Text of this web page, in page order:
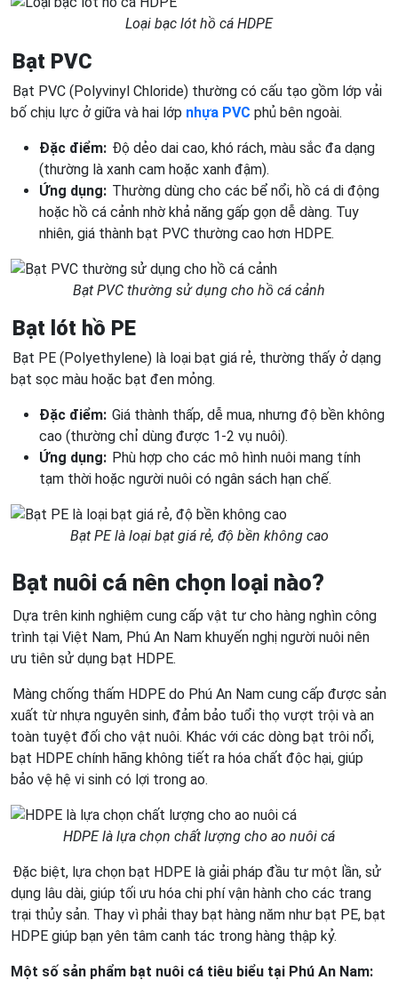
Loại bạc lót hồ cá HDPE
Bạt PVC
Bạt PVC (Polyvinyl Chloride) thường có cấu tạo gồm lớp vải
bố chịu lực ở giữa và hai lớp nhựa PVC phủ bên ngoài.
Đặc điểm: Độ dẻo dai cao, khó rách, màu sắc đa dạng
(thường là xanh cam hoặc xanh đậm).
Ứng dụng: Thường dùng cho các bể nổi, hồ cá di động
hoặc hồ cá cảnh nhờ khả năng gấp gọn dễ dàng. Tuy
nhiên, giá thành bạt PVC thường cao hơn HDPE.
Bạt PVC thường sử dụng cho hồ cá cảnh
Bạt lót hồ PE
Bạt PE (Polyethylene) là loại bạt giá rẻ, thường thấy ở dạng
bạt sọc màu hoặc bạt đen mỏng.
Đặc điểm: Giá thành thấp, dễ mua, nhưng độ bền không
cao (thường chỉ dùng được 1-2 vụ nuôi).
Ứng dụng: Phù hợp cho các mô hình nuôi mang tính
tạm thời hoặc người nuôi có ngân sách hạn chế.
Bạt PE là loại bạt giá rẻ, độ bền không cao
Bạt nuôi cá nên chọn loại nào?
Dựa trên kinh nghiệm cung cấp vật tư cho hàng nghìn công
trình tại Việt Nam, Phú An Nam khuyến nghị người nuôi nên
ưu tiên sử dụng bạt HDPE.
Màng chống thấm HDPE do Phú An Nam cung cấp được sản
xuất từ nhựa nguyên sinh, đảm bảo tuổi thọ vượt trội và an
toàn tuyệt đối cho vật nuôi. Khác với các dòng bạt trôi nổi,
bạt HDPE chính hãng không tiết ra hóa chất độc hại, giúp
bảo vệ hệ vi sinh có lợi trong ao.
HDPE là lựa chọn chất lượng cho ao nuôi cá
Đặc biệt, lựa chọn bạt HDPE là giải pháp đầu tư một lần, sử
dụng lâu dài, giúp tối ưu hóa chi phí vận hành cho các trang
trại thủy sản. Thay vì phải thay bạt hàng năm như bạt PE, bạt
HDPE giúp bạn yên tâm canh tác trong hàng thập kỷ.
Một số sản phẩm bạt nuôi cá tiêu biểu tại Phú An Nam: